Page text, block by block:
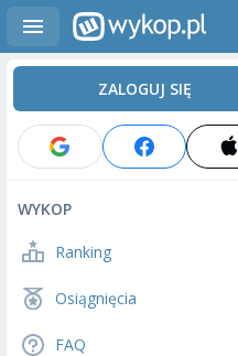
ZALOGUJ SIĘ
WYKOP
Ranking
Osiągnięcia
FAQ